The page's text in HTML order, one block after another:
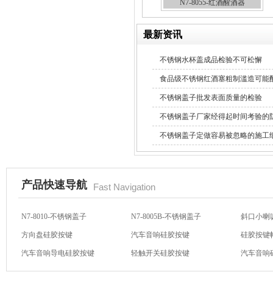
N7-8055-红酒醒酒器
最新资讯
不锈钢水杯盖成品检验不可松懈
食品级不锈钢红酒塞粗制滥造可能
不锈钢盖子批发表面质量的检验
不锈钢盖子厂家经得起时间考验的
不锈钢盖子定做容易被忽略的施工
产品快速导航 Fast Navigation
N7-8010-不锈钢盖子 N7-8005B-不锈钢盖子 斜口小喇
方向盘硅胶按键 汽车音响硅胶按键 硅胶按键
汽车音响导电硅胶按键 轻触开关硅胶按键 汽车音响
N7-8059-不锈钢盖子 N7-8031-不锈钢盖子 N7-8027-